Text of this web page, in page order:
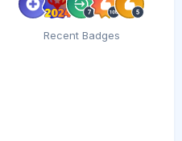
Recent Badges